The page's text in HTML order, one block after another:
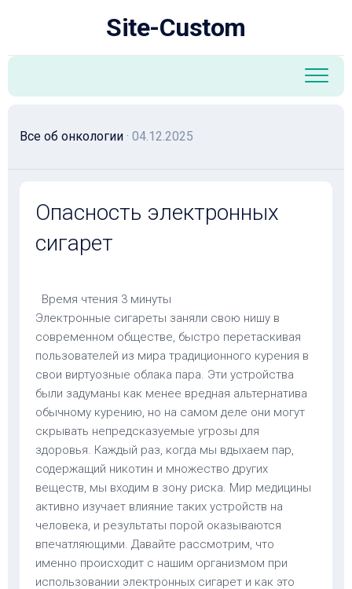
Site-Custom
Все об онкологии · 04.12.2025
Опасность электронных
сигарет
Время чтения 3 минуты
Электронные сигареты заняли свою нишу в
современном обществе, быстро перетаскивая
пользователей из мира традиционного курения в
свои виртуозные облака пара. Эти устройства
были задуманы как менее вредная альтернатива
обычному курению, но на самом деле они могут
скрывать непредсказуемые угрозы для
здоровья. Каждый раз, когда мы вдыхаем пар,
содержащий никотин и множество других
веществ, мы входим в зону риска. Мир медицины
активно изучает влияние таких устройств на
человека, и результаты порой оказываются
впечатляющими. Давайте рассмотрим, что
именно происходит с нашим организмом при
использовании электронных сигарет и как это